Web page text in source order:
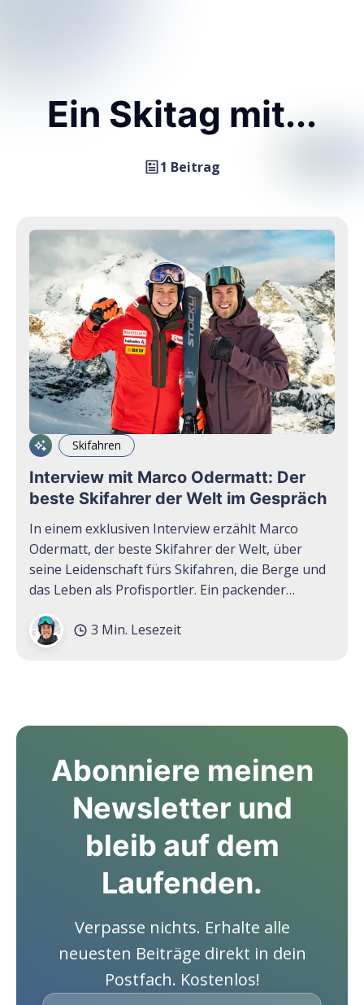
Ein Skitag mit...
1 Beitrag
Skifahren
Interview mit Marco Odermatt: Der
beste Skifahrer der Welt im Gespräch
In einem exklusiven Interview erzählt Marco
Odermatt, der beste Skifahrer der Welt, über
seine Leidenschaft fürs Skifahren, die Berge und
das Leben als Profisportler. Ein packender
3 Min. Lesezeit
Abonniere meinen
Newsletter und
bleib auf dem
Laufenden.
Verpasse nichts. Erhalte alle
neuesten Beiträge direkt in dein
Postfach. Kostenlos!